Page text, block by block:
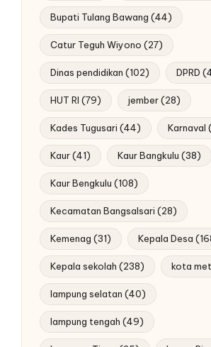
Bupati Tulang Bawang (44)
Catur Teguh Wiyono (27)
Dinas pendidikan (102) DPRD
HUT RI (79) jember(28)
Kades Tugusari (44) Karnaval
Kaur(41) Kaur Bangkulu (38)
Kaur Bengkulu (108)
Kecamatan Bangsalsari (28)
Kemenag (31) Kepala Desa
Kepala sekolah (238) kota
lampung selatan (40)
lampung tengah (49)